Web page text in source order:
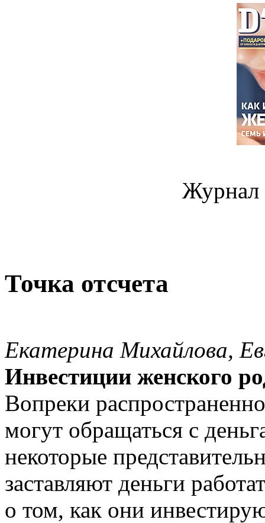
Точка отсчета
Екатерина Михайлова,
Инвестиции женского
Вопреки
могут обращаться с
некоторые
заставляют деньги
о том, как они